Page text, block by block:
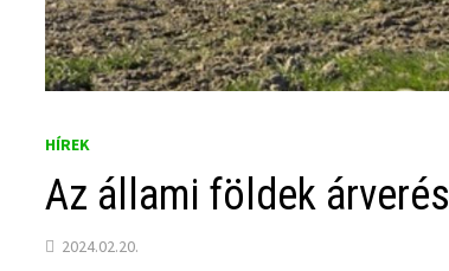
HÍREK
Az állami földek
2024.02.20.